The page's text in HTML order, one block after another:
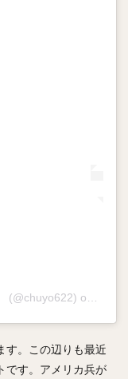
(@chuyo622) on
す。この辺りも最近
です。アメリカ兵が